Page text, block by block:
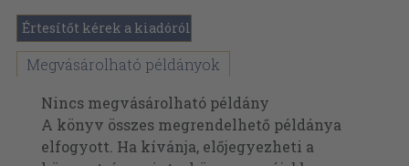
Értesítőt kérek a kiadóról
Megvásárolható példányok
Nincs megvásárolható példány
A könyv összes megrendelhető példánya
elfogyott. Ha kívánja, előjegyezheti a